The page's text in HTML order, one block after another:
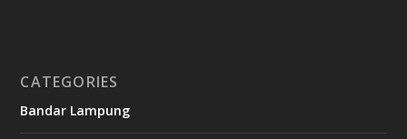
CATEGORIES
Bandar Lampung